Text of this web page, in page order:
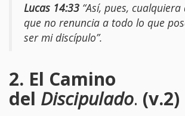
Lucas 14:33 “Así, pues,
que no renuncia a todo lo que
ser mi discípulo”.
2. El Camino
del Discipulado. (v.2)